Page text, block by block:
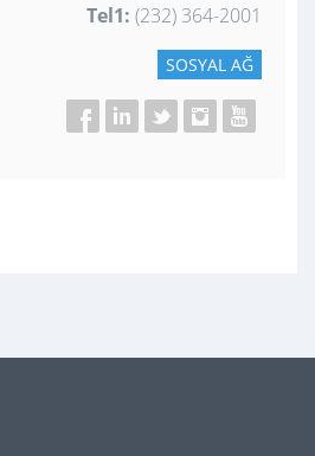
Tel1: (232) 364-2001
SOSYAL AĞ